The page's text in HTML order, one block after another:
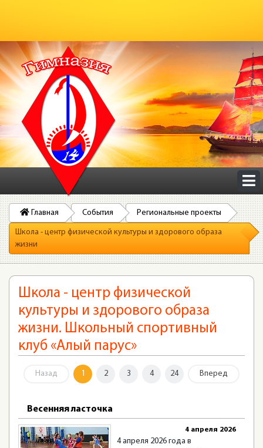
Главная События Региональные проекты
Школа - центр физической культуры и здорового образа
жизни
Школа - центр физической
культуры и здорового образа
жизни. Школьный спортивный
клуб «Алый парус»
Назад 1 2 3 4 24 Вперед
Весенняя ласточка
4 апреля 2026
4 апреля 2026 года в